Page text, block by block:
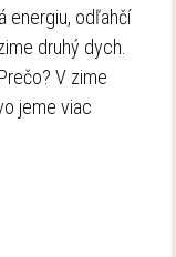
energiu, odľahčí
druhý dych.
V zime
jeme viac